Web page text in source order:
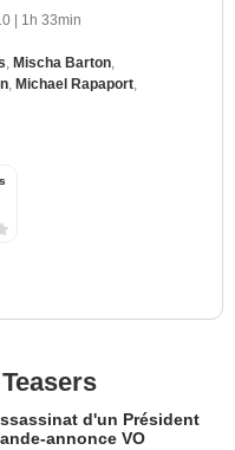
| 1h 33min
Mischa Barton
Michael Rapaport
d'un Président
annonce VO